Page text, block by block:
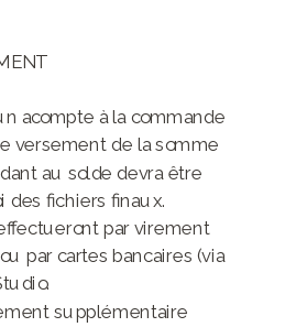
acompte à la commande
versement de la somme
au solde devra être
des fichiers finaux.
par virement
par cartes bancaires (via
supplémentaire